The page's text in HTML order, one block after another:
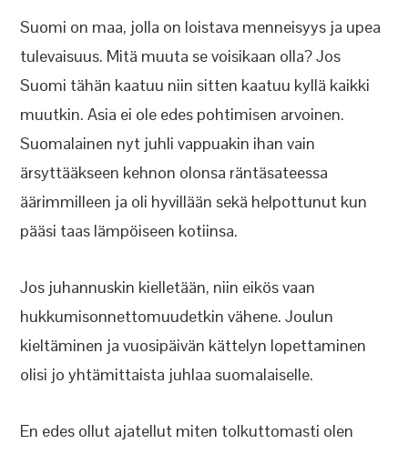
Suomi on maa, jolla on loistava menneisyys ja upea
tulevaisuus. Mitä muuta se voisikaan olla? Jos
Suomi tähän kaatuu niin sitten kaatuu kyllä kaikki
muutkin. Asia ei ole edes pohtimisen arvoinen.
Suomalainen nyt juhli vappuakin ihan vain
ärsyttääkseen kehnon olonsa räntäsateessa
äärimmilleen ja oli hyvillään sekä helpottunut kun
pääsi taas lämpöiseen kotiinsa.
Jos juhannuskin kielletään, niin eikös vaan
hukkumisonnettomuudetkin vähene. Joulun
kieltäminen ja vuosipäivän kättelyn lopettaminen
olisi jo yhtämittaista juhlaa suomalaiselle.
En edes ollut ajatellut miten tolkuttomasti olen